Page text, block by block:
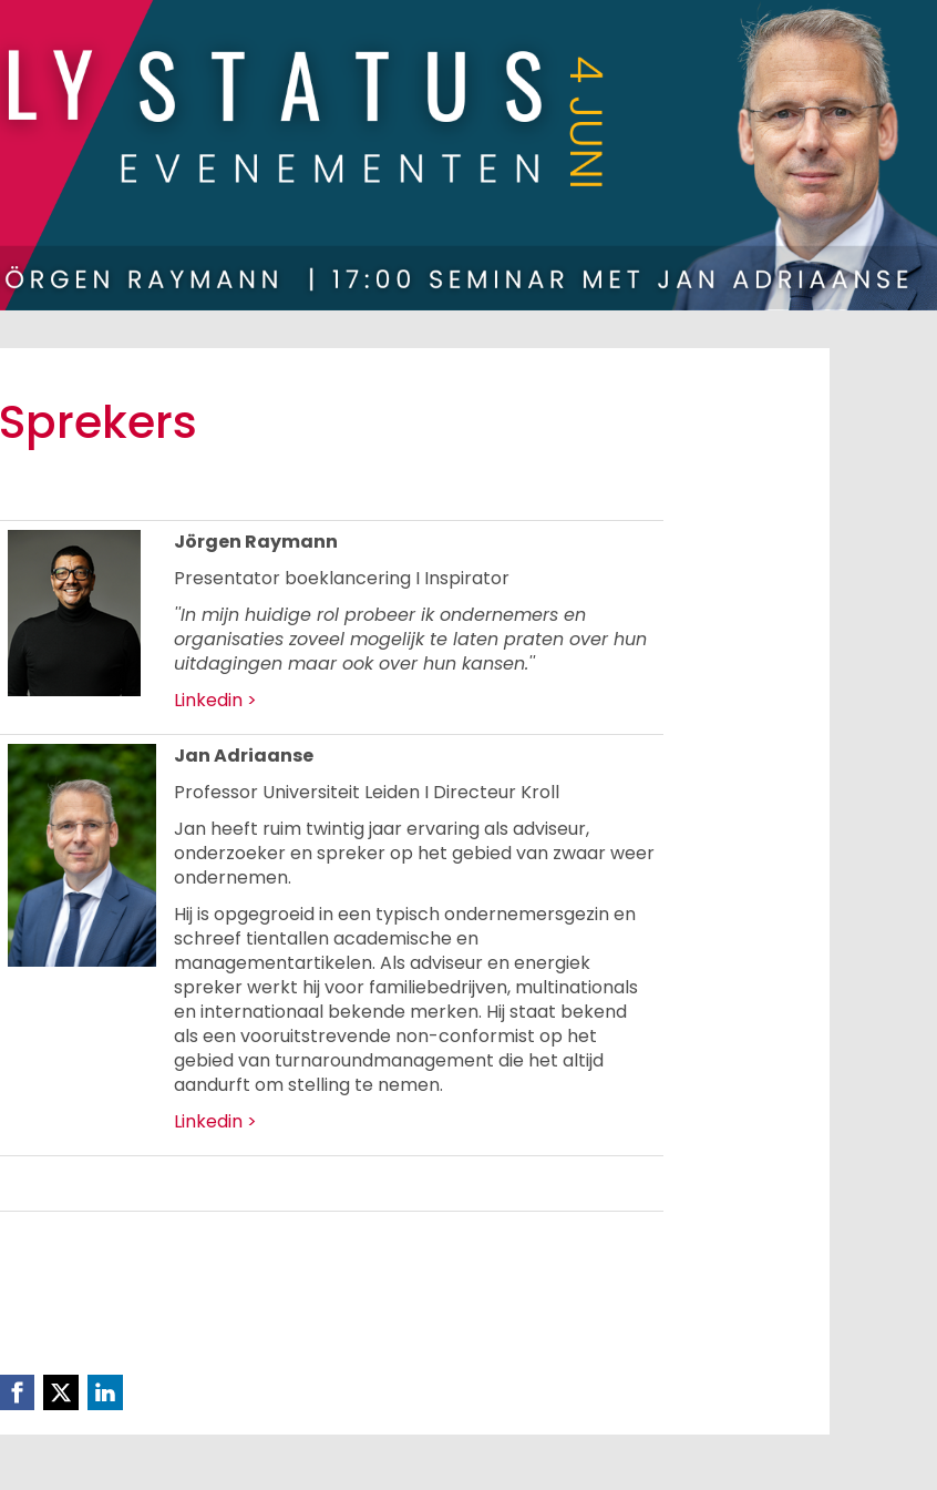
Sprekers
Jörgen Raymann
Presentator boeklancering I Inspirator
''In mijn huidige rol probeer ik ondernemers en
organisaties zoveel mogelijk te laten praten over hun
uitdagingen maar ook over hun kansen.''
Linkedin >
Jan Adriaanse
Professor Universiteit Leiden I Directeur Kroll
Jan heeft ruim twintig jaar ervaring als adviseur,
onderzoeker en spreker op het gebied van zwaar weer
ondernemen.
Hij is opgegroeid in een typisch ondernemersgezin en
schreef tientallen academische en
managementartikelen. Als adviseur en energiek
spreker werkt hij voor familiebedrijven, multinationals
en internationaal bekende merken. Hij staat bekend
als een vooruitstrevende non-conformist op het
gebied van turnaroundmanagement die het altijd
aandurft om stelling te nemen.
Linkedin >